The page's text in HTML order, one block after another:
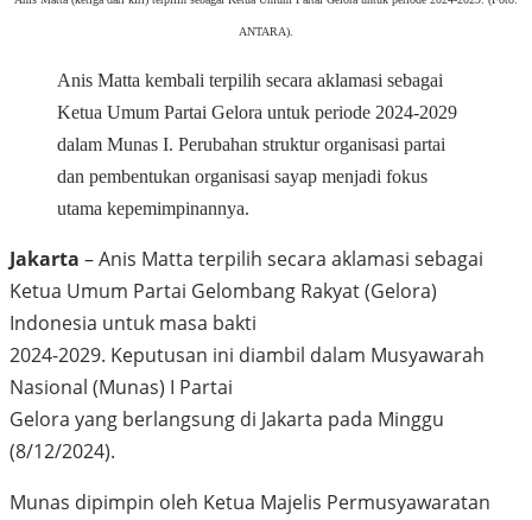
ANTARA).
Anis Matta kembali terpilih secara aklamasi sebagai
Ketua Umum Partai Gelora untuk periode 2024-2029
dalam Munas I. Perubahan struktur organisasi partai
dan pembentukan organisasi sayap menjadi fokus
utama kepemimpinannya.
Jakarta – Anis Matta terpilih secara aklamasi sebagai
Ketua Umum Partai Gelombang Rakyat (Gelora)
Indonesia untuk masa bakti
2024-2029. Keputusan ini diambil dalam Musyawarah
Nasional (Munas) I Partai
Gelora yang berlangsung di Jakarta pada Minggu
(8/12/2024).
Munas dipimpin oleh Ketua Majelis Permusyawaratan